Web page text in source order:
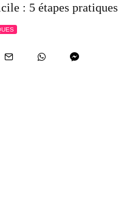
: 5 étapes pratiques